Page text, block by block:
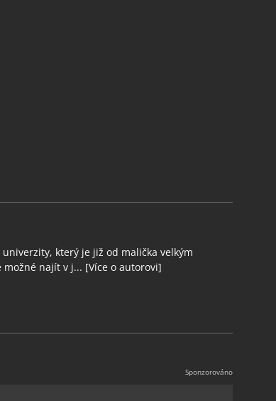
který je již od malička velkým
možné najít v j... [Více o autorovi]